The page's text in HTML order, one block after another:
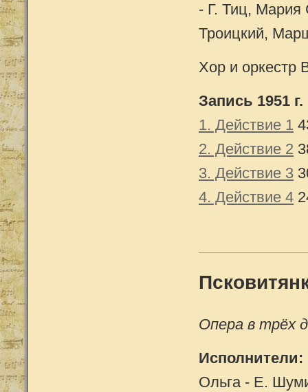
- Г. Тиц, Мария
Троицкий,
Хор и оркестр
Запись 1951 г.
1. Действие 1
2. Действие 2
3. Действие 3
4. Действие 4
Опера в трёх
Исполнители:
Ольга - Е.